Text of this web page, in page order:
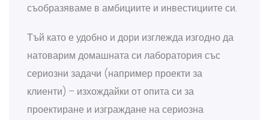
съобразяваме в амбициите и инвестициите си.
Тъй като е удобно и дори изглежда изгодно да
натоварим домашната си лаборатория със
сериозни задачи (например проекти за
клиенти) – изхождайки от опита си за
проектиране и изграждане на сериозна